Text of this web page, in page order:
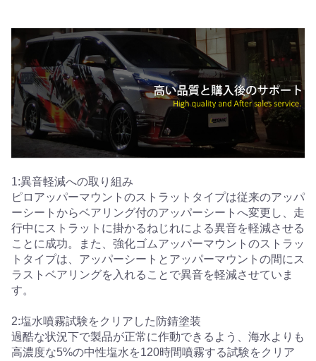
1:異音軽減への取り組み
ピロアッパーマウントのストラットタイプは従来のアッパ
ーシートからベアリング付のアッパーシートへ変更し、走
行中にストラットに掛かるねじれによる異音を軽減させる
ことに成功。また、強化ゴムアッパーマウントのストラッ
トタイプは、アッパーシートとアッパーマウントの間にス
ラストベアリングを入れることで異音を軽減させていま
す。
2:塩水噴霧試験をクリアした防錆塗装
過酷な状況下で製品が正常に作動できるよう、海水よりも
高濃度な5%の中性塩水を120時間噴霧する試験をクリア